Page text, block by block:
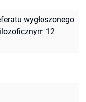
wygłoszonego
12